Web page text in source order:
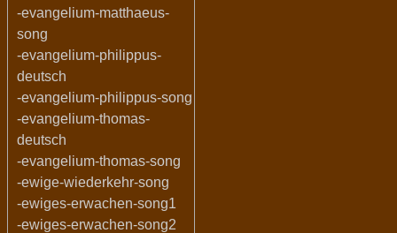
-evangelium-matthaeus-
song
-evangelium-philippus-
deutsch
-evangelium-philippus-song
-evangelium-thomas-
deutsch
-evangelium-thomas-song
-ewige-wiederkehr-song
-ewiges-erwachen-song1
-ewiges-erwachen-song2